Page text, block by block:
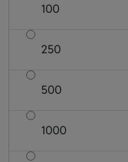
100
250
500
1000